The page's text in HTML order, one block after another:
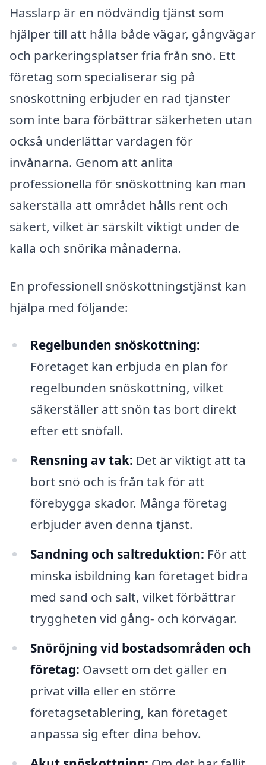
Hasslarp är en nödvändig tjänst som
hjälper till att hålla både vägar, gångvägar
och parkeringsplatser fria från snö. Ett
företag som specialiserar sig på
snöskottning erbjuder en rad tjänster
som inte bara förbättrar säkerheten utan
också underlättar vardagen för
invånarna. Genom att anlita
professionella för snöskottning kan man
säkerställa att området hålls rent och
säkert, vilket är särskilt viktigt under de
kalla och snörika månaderna.
En professionell snöskottningstjänst kan
hjälpa med följande:
Regelbunden snöskottning:
Företaget kan erbjuda en plan för
regelbunden snöskottning, vilket
säkerställer att snön tas bort direkt
efter ett snöfall.
Rensning av tak: Det är viktigt att ta
bort snö och is från tak för att
förebygga skador. Många företag
erbjuder även denna tjänst.
Sandning och saltreduktion: För att
minska isbildning kan företaget bidra
med sand och salt, vilket förbättrar
tryggheten vid gång- och körvägar.
Snöröjning vid bostadsområden och
företag: Oavsett om det gäller en
privat villa eller en större
företagsetablering, kan företaget
anpassa sig efter dina behov.